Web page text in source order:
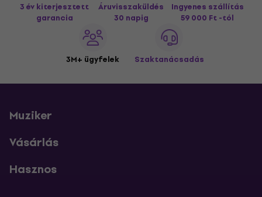
3 év kiterjesztett
garancia
Áruvisszaküldés
30 napig
Ingyenes szállítás
59 000 Ft -tól
3M+ ügyfelek Szaktanácsadás
Muziker
Vásárlás
Hasznos